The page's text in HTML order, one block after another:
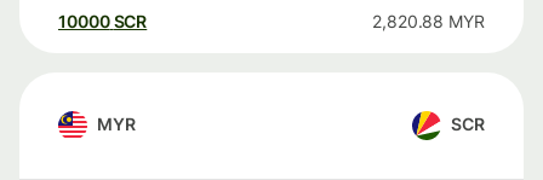
10000 SCR 2,820.88 MYR
MYR SCR